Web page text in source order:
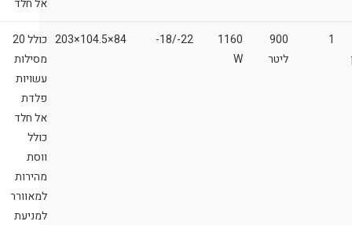
אל חלד
1
900
ליטר
1160
W
22-/18-
84×104.5×203
כולל 20
מסילות
עשויות
פלדת
אל חלד
כולל
ווסת
מהירות
למאוורר
למניעת